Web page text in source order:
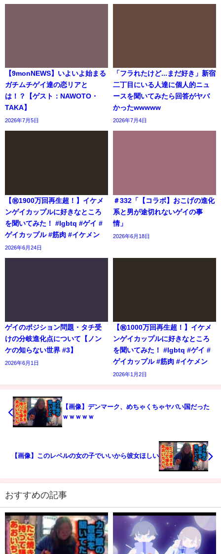
【9monNEWS】いよいよ始まる
ガチムチゲイ達の恋リアと
は！？【ゲスト：NAWOTO・
TAKA】
2026年7月5日
「フラれたけど...まだ好き」新宿
二丁目にいる人達に個人的ニュ
ースを聞いてみたら回答がヤバ
かったwwwww
2026年7月4日
【㊗️1900万回再生超！】イケメ
ンゲイカップルに好きなところ
を聞いてみた！ #lgbtq #ゲイ #
ゲイカップル #筋肉 #イケメン
2026年6月24日
＃332「【コラボ】おこげの進化
系と男が途切れないゲイの事
情」
2026年6月18日
ゲイのポジション問題・タチ受
けの分岐進化点について【ノン
ケの知らない世界 #3】
2026年6月1日
【㊗️1000万回再生超！】イケメ
ンゲイカップルに好きなところ
を聞いてみた！ #lgbtq #ゲイ #
ゲイカップル #筋肉 #イケメン
2026年1月2日
【画像】デンマーク、めちゃくちゃヤバい国だった
ｗｗｗｗｗ
【画像】このレベルの女の子でいいから彼女ほしい
おすすめの記事